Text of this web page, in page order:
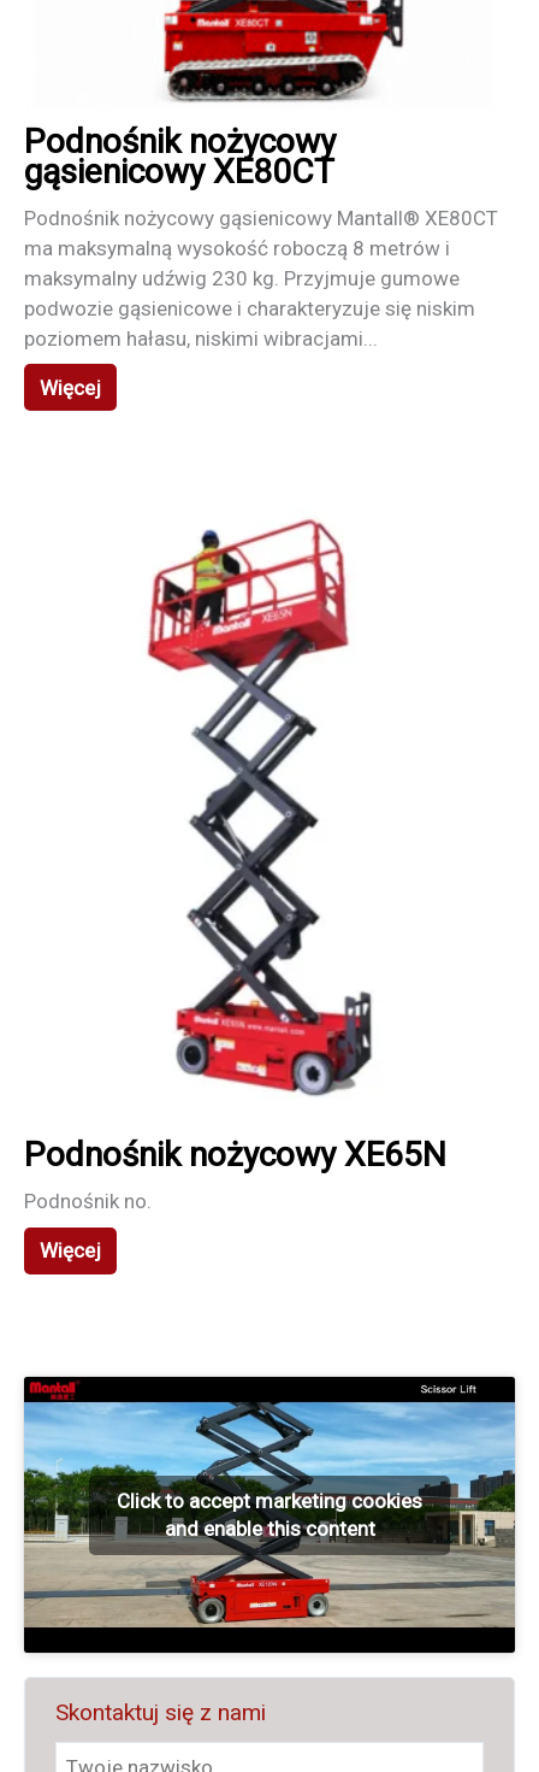
Podnośnik nożycowy
gąsienicowy XE80CT
Podnośnik nożycowy gąsienicowy Mantall® XE80CT
ma maksymalną wysokość roboczą 8 metrów i
maksymalny udźwig 230 kg. Przyjmuje gumowe
podwozie gąsienicowe i charakteryzuje się niskim
poziomem hałasu, niskimi wibracjami...
Więcej
Podnośnik nożycowy XE65N
Podnośnik no.
Więcej
Click to accept marketing cookies
and enable this content
Skontaktuj się z nami